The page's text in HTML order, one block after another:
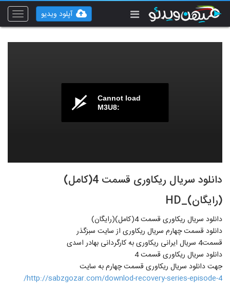
Toggle
آپلود ویدیو
Cannot load
M3U8:
دانلود سریال ریکاوری قسمت 4(کامل)
(رایگان)_HD
دانلود سریال ریکاوری قسمت 4(کامل)(رایگان)
دانلود قسمت چهارم سریال ریکاوری از سایت سبزگذر
قسمت4 سریال ایرانی ریکاوری به کارگردانی بهادر اسدی
دانلود سریال ریکاوری قسمت 4
جهت دانلود سریال ریکاوری قسمت چهارم به سایت
http://sabzgozar.com/downlod-recovery-series-episode-4/